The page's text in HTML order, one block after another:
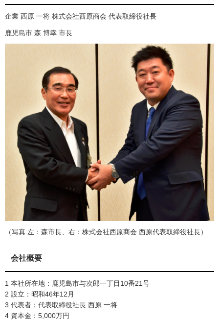
企業 西原 一将 株式会社西原商会 代表取締役社長
鹿児島市 森 博幸 市長
（写真 左：森市長、右：株式会社西原商会 西原代表取締役社長）
会社概要
1 本社所在地：鹿児島市与次郎一丁目10番21号
2 設立：昭和46年12月
3 代表者：代表取締役社長 西原 一将
4 資本金：5,000万円